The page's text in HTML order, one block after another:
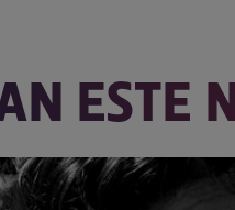
ESTE